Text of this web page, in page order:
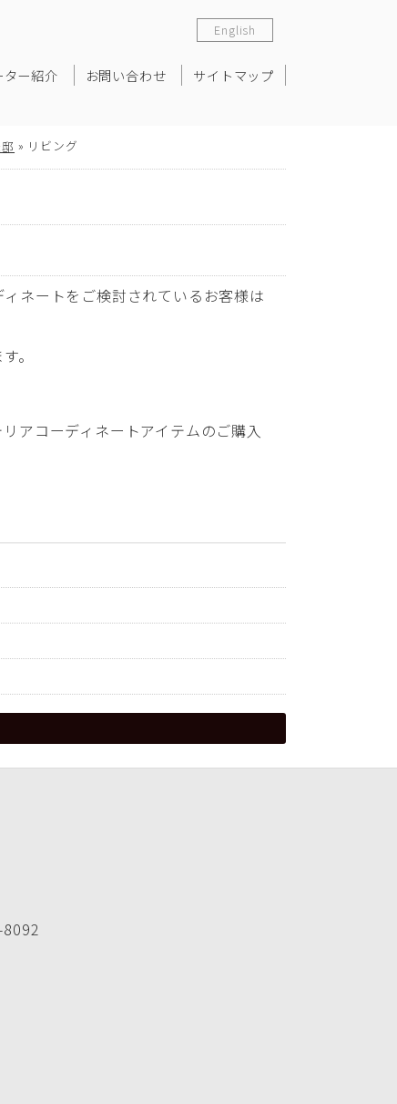
ー紹介 お問い合わせ サイトマップ
English
» リビング
ネートをご検討されているお客様は
。
アコーディネートアイテムのご購入